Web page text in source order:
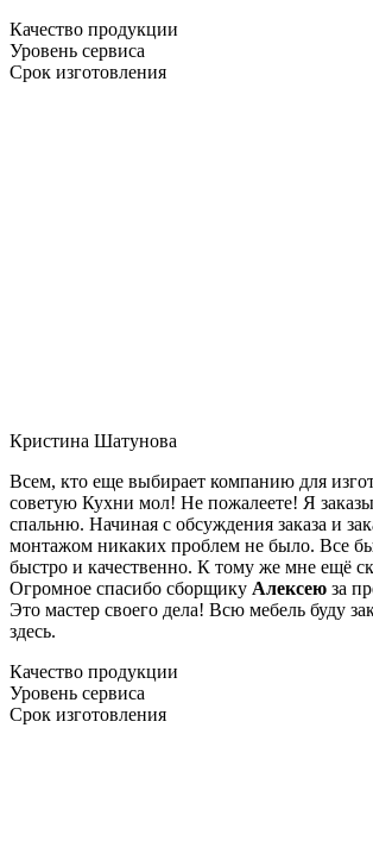
Качество продукции
Уровень сервиса
Срок изготовления
Кристина Шатунова
Всем, кто еще выбирает компанию для
советую Кухни мол! Не пожалеете! Я
спальню. Начиная с обсуждения заказа и
монтажом никаких проблем не было. Все
быстро и качественно. К тому же мне ещё
Огромное спасибо сборщику Алексею за
Это мастер своего дела! Всю мебель буду
здесь.
Качество продукции
Уровень сервиса
Срок изготовления